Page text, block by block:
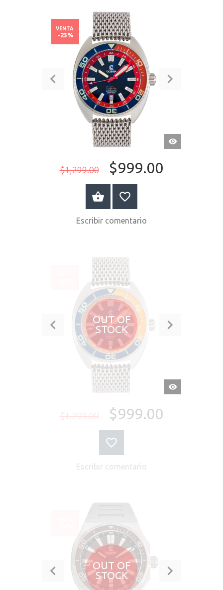
VISTA
RÁPIDA
$1,299.00 $999.00
VENTA
-23%
COMPRAR AHORA
Escribir comentario
OUT OF
STOCK
VISTA
RÁPIDA
$1,299.00 $999.00
Escribir comentario
OUT OF
STOCK